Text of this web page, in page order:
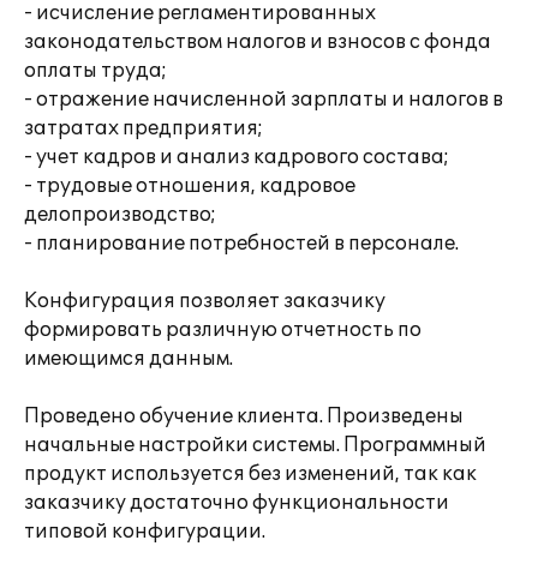
- исчисление регламентированных
законодательством налогов и взносов с фонда
оплаты труда;
- отражение начисленной зарплаты и налогов в
затратах предприятия;
- учет кадров и анализ кадрового состава;
- трудовые отношения, кадровое
делопроизводство;
- планирование потребностей в персонале.
Конфигурация позволяет заказчику
формировать различную отчетность по
имеющимся данным.
Проведено обучение клиента. Произведены
начальные настройки системы. Программный
продукт используется без изменений, так как
заказчику достаточно функциональности
типовой конфигурации.